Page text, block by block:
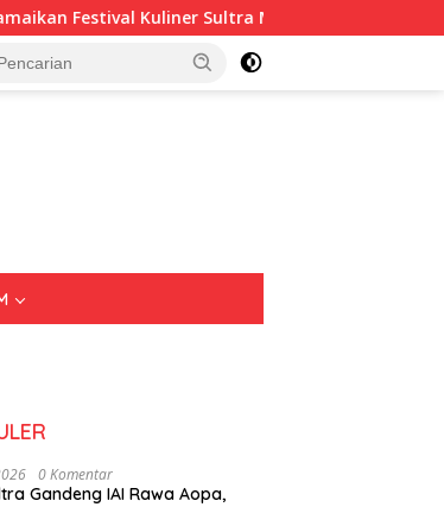
Sultra Maimo 2026 Tiga Kabupaten
0 Komentar
Gandeng IAI Rawa Aopa,